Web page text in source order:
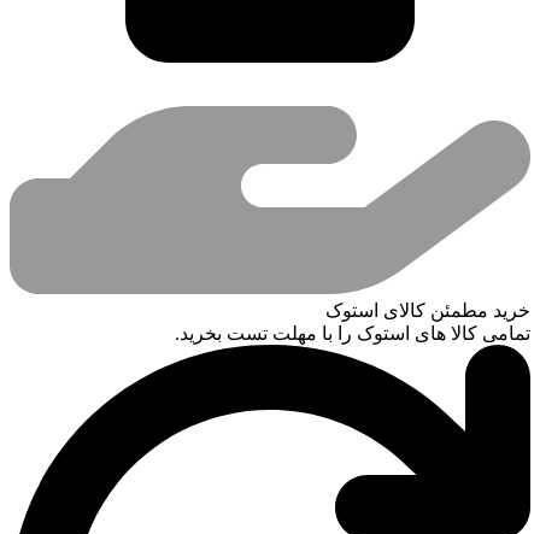
خرید مطمئن کالای استوک
تمامی کالا های استوک را با مهلت تست بخرید.